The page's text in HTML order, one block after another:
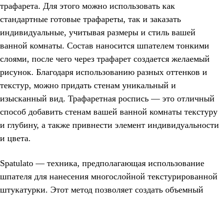
трафарета. Для этого можно использовать как
стандартные готовые трафареты, так и заказать
индивидуальные, учитывая размеры и стиль вашей
ванной комнаты. Состав наносится шпателем тонкими
слоями, после чего через трафарет создается желаемый
рисунок. Благодаря использованию разных оттенков и
текстур, можно придать стенам уникальный и
изысканный вид. Трафаретная роспись — это отличный
способ добавить стенам вашей ванной комнаты текстуру
и глубину, а также привнести элемент индивидуальности
и цвета.
Spatulato — техника, предполагающая использование
шпателя для нанесения многослойной текстурированной
штукатурки. Этот метод позволяет создать объемный